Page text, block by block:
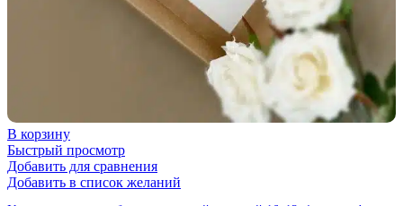
В корзину
Быстрый просмотр
Добавить для сравнения
Добавить в список желаний